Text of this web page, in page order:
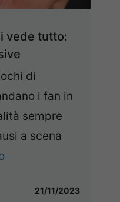
vede tutto:
di
i fan in
sempre
a scena
21/11/2023